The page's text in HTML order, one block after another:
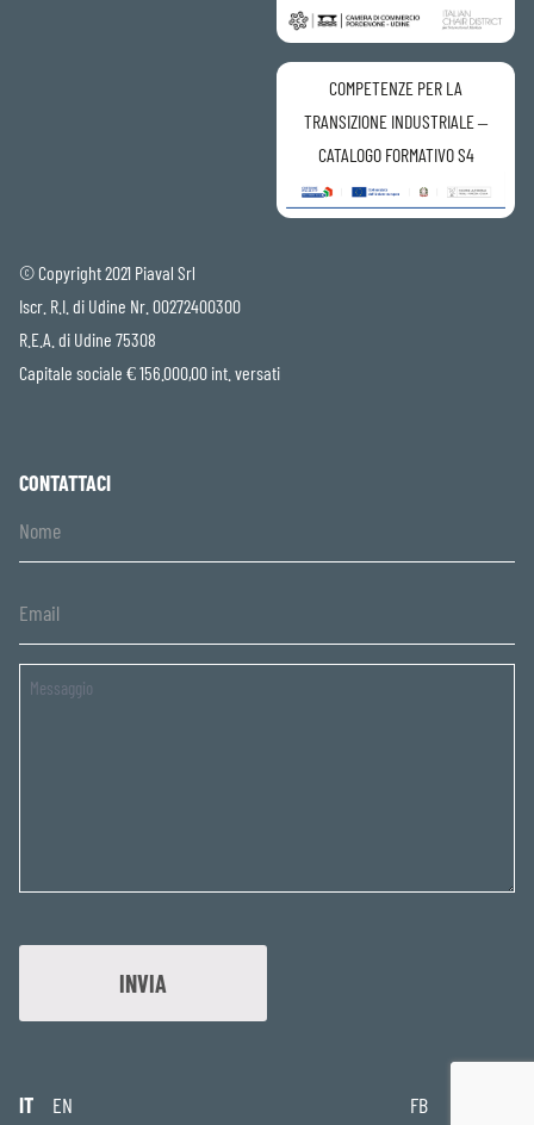
COMPETENZE PER LA
TRANSIZIONE INDUSTRIALE –
CATALOGO FORMATIVO S4
© Copyright 2021 Piaval Srl
Iscr. R.I. di Udine Nr. 00272400300
R.E.A. di Udine 75308
Capitale sociale € 156.000,00 int. versati
CONTATTACI
Untitled
IT EN FB